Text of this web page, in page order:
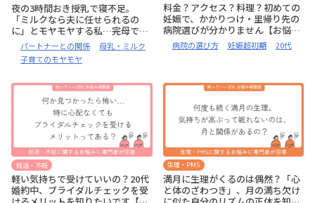
夜の3時間おき授乳で寝不足。
「ミルクなら夫に任せられるの
に」とモヤモヤする私…完母でも
夜の授乳の負担を減らせる？【お
悩み相談室】
パートナーとの関係
母乳・ミルク
子育てのモヤモヤ
料金？アクセス？料理？初めての
妊娠で、かかりつけ・里帰り先の
病院選びが分かりません【お悩み
相談室】
病院の選び方 妊娠超初期 20代
妊活・不妊
軽い気持ちで受けていいの？20代
婚約中、ブライダルチェックを受
生理・PMS
満月に生理がくるのは偶然？「心
と体のざわつき」、月の満ち欠け